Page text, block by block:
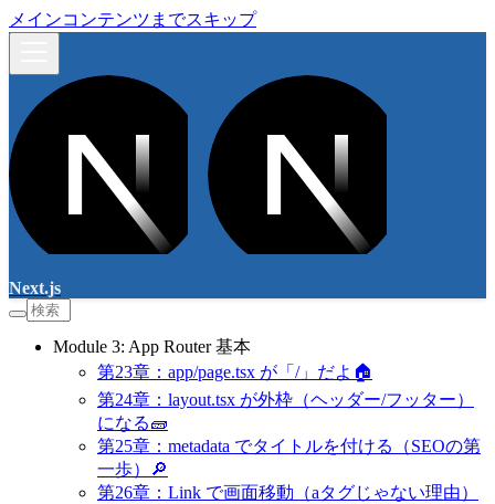
メインコンテンツまでスキップ
Next.js
Module 3: App Router 基本
第23章：app/page.tsx が「/」だよ🏠
第24章：layout.tsx が外枠（ヘッダー/フッター）
になる🧱
第25章：metadata でタイトルを付ける（SEOの第
一歩）🔎
第26章：Link で画面移動（aタグじゃない理由）